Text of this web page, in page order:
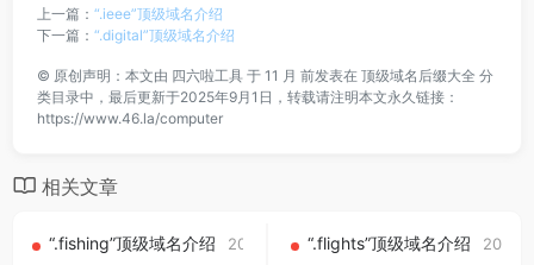
上一篇： “.ieee”顶级域名介绍
下一篇： “.digital”顶级域名介绍
© 原创声明：本文由 四六啦工具 于 11 月 前发表在 顶级域名后缀大全 分
类目录中，最后更新于2025年9月1日，转载请注明本文永久链接：
https://www.46.la/computer
相关文章
“.fishing”顶级域名介绍 2025-09-01“.flights”顶级域名介绍 2025-